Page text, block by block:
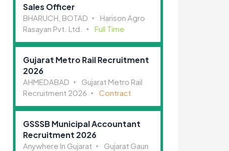
Sales Officer
BHARUCH, BOTAD
Harison Agro
Rasayan Pvt. Ltd.
Full Time
Gujarat Metro Rail Recruitment
2026
AHMEDABAD
Gujarat Metro Rail
Recruitment 2026
Contract
GSSSB Municipal Accountant
Recruitment 2026
Anywhere In Gujarat
Gujarat Gaun